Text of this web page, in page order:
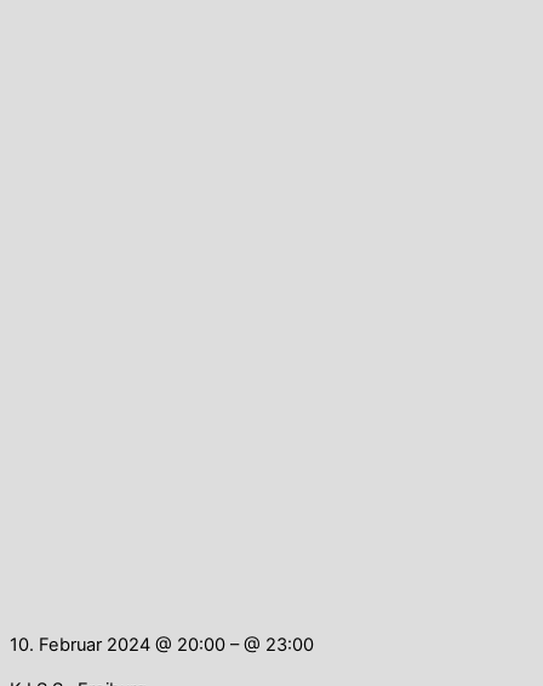
10. Februar 2024 @ 20:00 – @ 23:00